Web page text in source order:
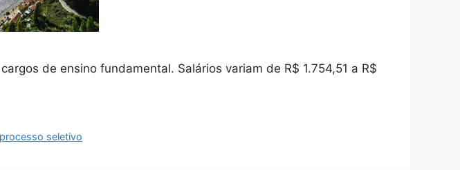
de ensino fundamental. Salários variam de R$ 1.754,51 a R$
processo seletivo